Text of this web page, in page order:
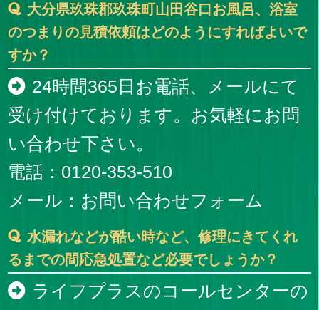
大分県玖珠郡玖珠町山田谷口お風呂、浴室
のつまりの見積依頼はどのようにすればよいで
すか？
24時間365日お電話、メールにて
受け付けております。お気軽にお問
い合わせ下さい。
電話：0120-353-510
メール： お問い合わせフォーム
水漏れなどが酷い時など、修理にきてくれ
るまでの間応急処置など必要でしょうか？
ライフプラスのコールセンターの